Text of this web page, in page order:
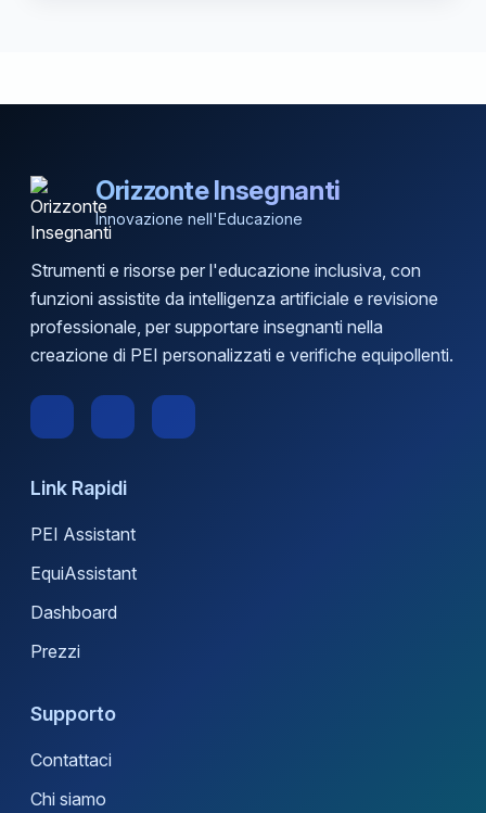
Orizzonte Insegnanti
Innovazione nell'Educazione
Strumenti e risorse per l'educazione inclusiva, con
funzioni assistite da intelligenza artificiale e revisione
professionale, per supportare insegnanti nella
creazione di PEI personalizzati e verifiche equipollenti.
Link Rapidi
PEI Assistant
EquiAssistant
Dashboard
Prezzi
Supporto
Contattaci
Chi siamo